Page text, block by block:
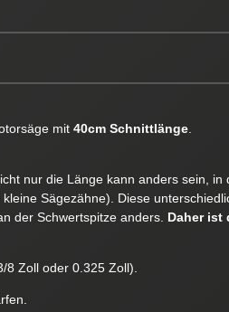
mit 40cm Schnittlänge.
nur die Länge kann anders sein,
Sägezähne). Diese
der Schwertspitze anders. Daher ist
8 Zoll oder 0.325 Zoll).